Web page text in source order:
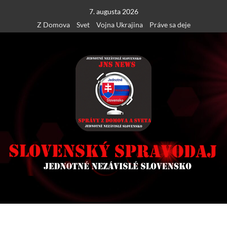
content
7. augusta 2026
Z Domova
Svet Vojna Ukrajina Práve sa deje